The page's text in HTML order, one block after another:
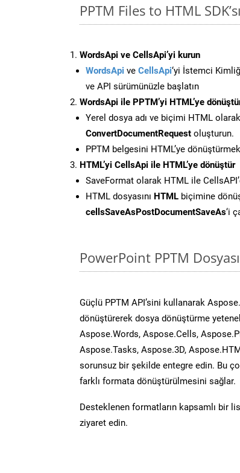
PPTM Files to HTML
WordsApi ve CellsApi’yi kurun
WordsApi ve CellsApi‘yi İstemci
ve API sürümünüzle başlatın
WordsApi ile PPTM’yi HTML’ye
Yerel dosya adı ve biçimi HTML
ConvertDocumentRequest oluşturun.
PPTM belgesini HTML’ye
HTML’yi CellsApi ile HTML’ye dönüştür
SaveFormat olarak HTML ile
HTML dosyasını HTML biçimine
cellsSaveAsPostDocumentSaveAs‘i
PowerPoint PPTM
Güçlü PPTM API’sini kullanarak
dönüştürerek dosya dönüştürme
Aspose.Words, Aspose.Cells,
Aspose.Tasks, Aspose.3D,
sorunsuz bir şekilde entegre edin. Bu
farklı formata dönüştürülmesini sağlar.
Desteklenen formatların kapsamlı bir
ziyaret edin.